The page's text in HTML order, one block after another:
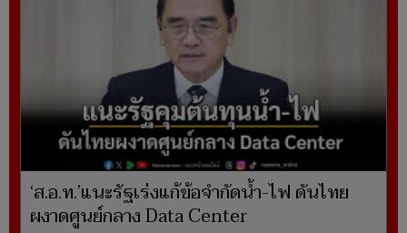
‘ส.อ.ท.’แนะรัฐเร่งแก้ข้อจำกัดน้ำ-ไฟ ดันไทย
ผงาดศูนย์กลาง Data Center